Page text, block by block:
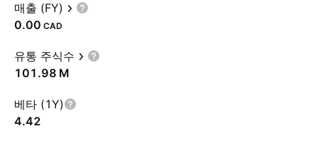
매출 (FY)
0.00 CAD
유통 주식수
‪101.98 M‬
베타 (1Y)
4.42